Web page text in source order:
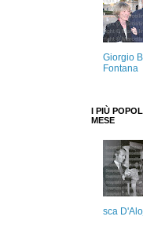
Giorgio
Fontana
I PIÙ
MESE
sca